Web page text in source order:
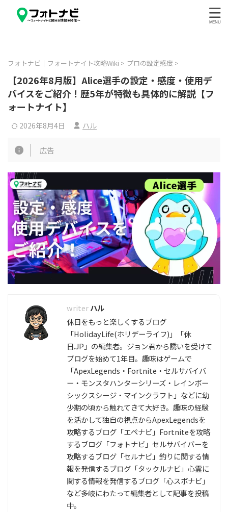
フォトナビ｜フォートナイト攻略Wiki > プロの設定感度 >
【2026年8月版】Alice選手の設定・感度・使用デ
バイスをご紹介！歴5年が特徴も具体的に解説【フ
ォートナイト】
2026年8月4日 ハル
広告
ハル
休日をもっと楽しくするブログ
「HolidayLife(ホリデーライフ)」「休
日.JP」の編集者。ジョン君から誘いを受けて
ブログを始めて1年目。趣味はゲームで
「ApexLegends・Fortnite・セルサバイバ
ー・モンスタハンターシリーズ・レインボー
シックスシージ・マインクラフト」などに幼
少期の頃から触れてきて大好き。趣味の経験
を活かして独自の視点からApexLegendsを
攻略するブログ「エペナビ」Fortniteを攻略
するブログ「フォトナビ」セルサバイバーを
攻略するブログ「セルナビ」釣りに関する情
報を発信するブログ「タックルナビ」心霊に
関する情報を発信するブログ「心スポナビ」
など多岐にわたって編集者として記事を投稿
中。